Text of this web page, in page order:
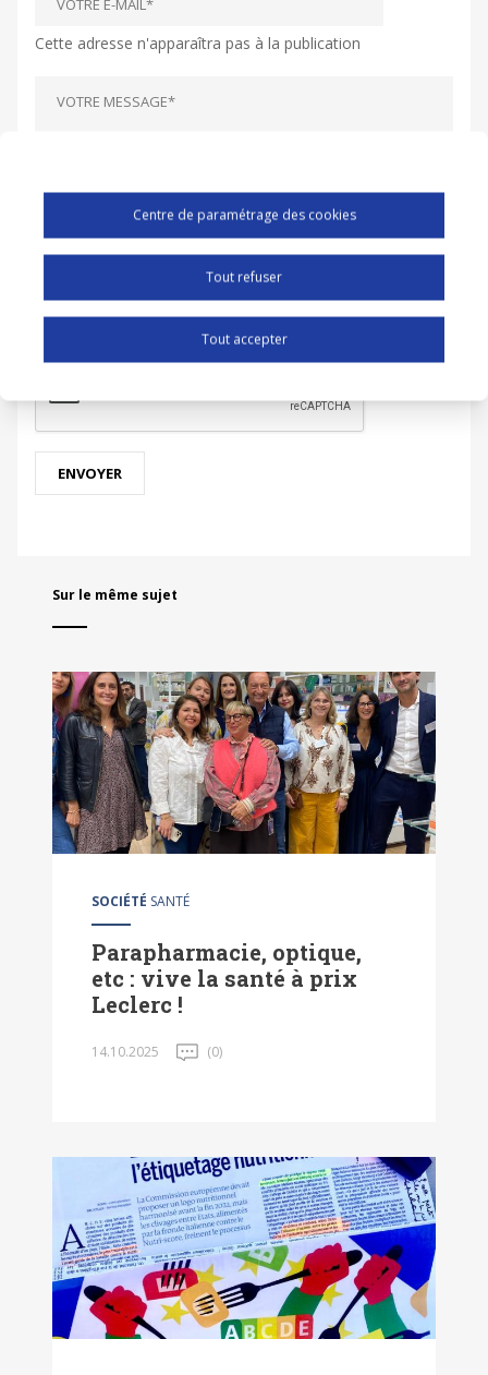
Cette adresse n'apparaîtra pas à la publication
Sur le même sujet
SOCIÉTÉ SANTÉ
Parapharmacie, optique,
etc : vive la santé à prix
Leclerc !
14.10.2025 (0)
Centre de paramétrage des cookies
Tout refuser
Tout accepter